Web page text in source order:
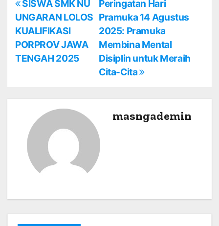
P
o
s
t
t
i
Peringatan Hari
Pramuka 14 Agustus
2025: Pramuka
Membina Mental
Disiplin untuk Meraih
Cita-Cita
SISWA SMK NU
UNGARAN LOLOS
KUALIFIKASI
PORPROV JAWA
TENGAH 2025
masngademin